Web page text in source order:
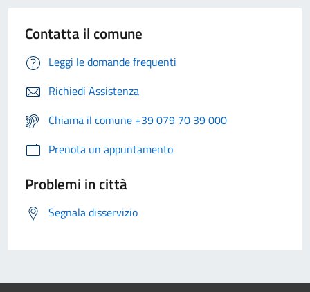
Contatta il comune
Leggi le domande frequenti
Richiedi Assistenza
Chiama il comune +39 079 70 39 000
Prenota un appuntamento
Problemi in città
Segnala disservizio